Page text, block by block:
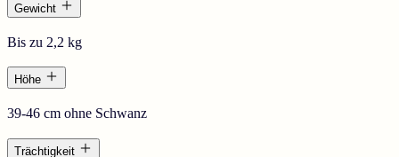
Gewicht
Bis zu 2,2 kg
Höhe
39-46 cm ohne Schwanz
Trächtigkeit